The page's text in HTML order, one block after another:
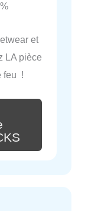
et
LA pièce
feu !